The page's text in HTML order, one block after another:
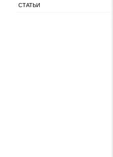
СТАТЬИ